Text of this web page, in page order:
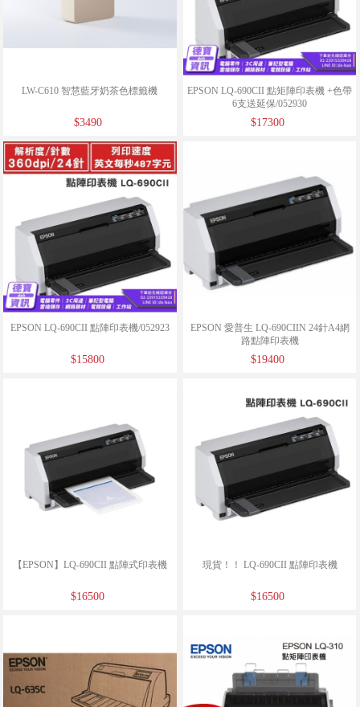
LW-C610 智慧藍牙奶茶色標籤機
$3490
EPSON LQ-690CII 點矩陣印表機 +色帶
6支送延保/052930
$17300
EPSON LQ-690CII 點陣印表機/052923
$15800
EPSON 愛普生 LQ-690CIIN 24針A4網
路點陣印表機
$19400
【EPSON】LQ-690CII 點陣式印表機
$16500
現貨！！ LQ-690CII 點陣印表機
$16500